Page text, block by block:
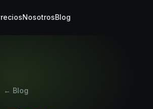
NosotrosBlog
← Blog